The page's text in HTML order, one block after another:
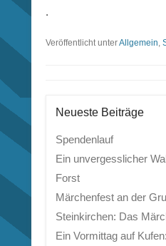
.
Veröffentlicht unterAllgemein,
Neueste Beiträge
Spendenlauf
Ein unvergesslicher
Forst
Märchenfest an der
Steinkirchen: Das
Ein Vormittag auf